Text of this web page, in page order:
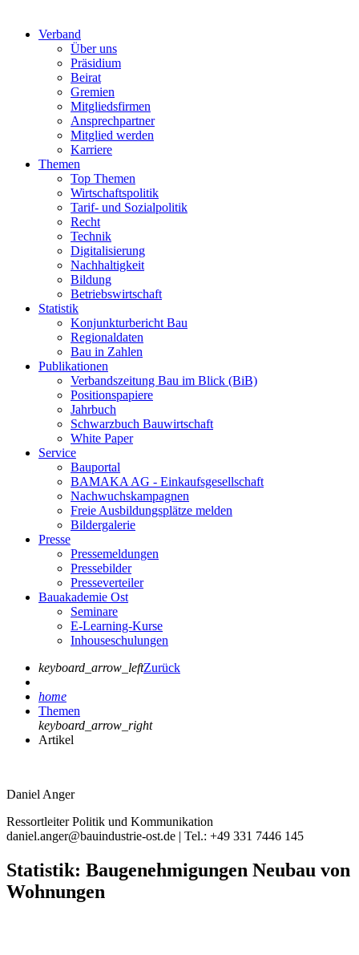
Verband
Über uns
Präsidium
Beirat
Gremien
Mitgliedsfirmen
Ansprechpartner
Mitglied werden
Karriere
Themen
Top Themen
Wirtschaftspolitik
Tarif- und Sozialpolitik
Recht
Technik
Digitalisierung
Nachhaltigkeit
Bildung
Betriebswirtschaft
Statistik
Konjunkturbericht Bau
Regionaldaten
Bau in Zahlen
Publikationen
Verbandszeitung Bau im Blick (BiB)
Positionspapiere
Jahrbuch
Schwarzbuch Bauwirtschaft
White Paper
Service
Bauportal
BAMAKA AG - Einkaufsgesellschaft
Nachwuchskampagnen
Freie Ausbildungsplätze melden
Bildergalerie
Presse
Pressemeldungen
Pressebilder
Presseverteiler
Bauakademie Ost
Seminare
E-Learning-Kurse
Inhouseschulungen
keyboard_arrow_leftZurück
home
Themen
keyboard_arrow_right
Artikel
Daniel Anger
Ressortleiter Politik und Kommunikation
daniel.anger@bauindustrie-ost.de | Tel.: +49 331 7446 145
Statistik: Baugenehmigungen Neubau von
Wohnungen